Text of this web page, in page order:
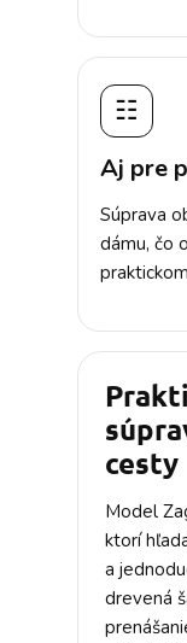
☷
Aj pre
Súprava
dámu, čo
cesty
Model
ktorí
a
drevená